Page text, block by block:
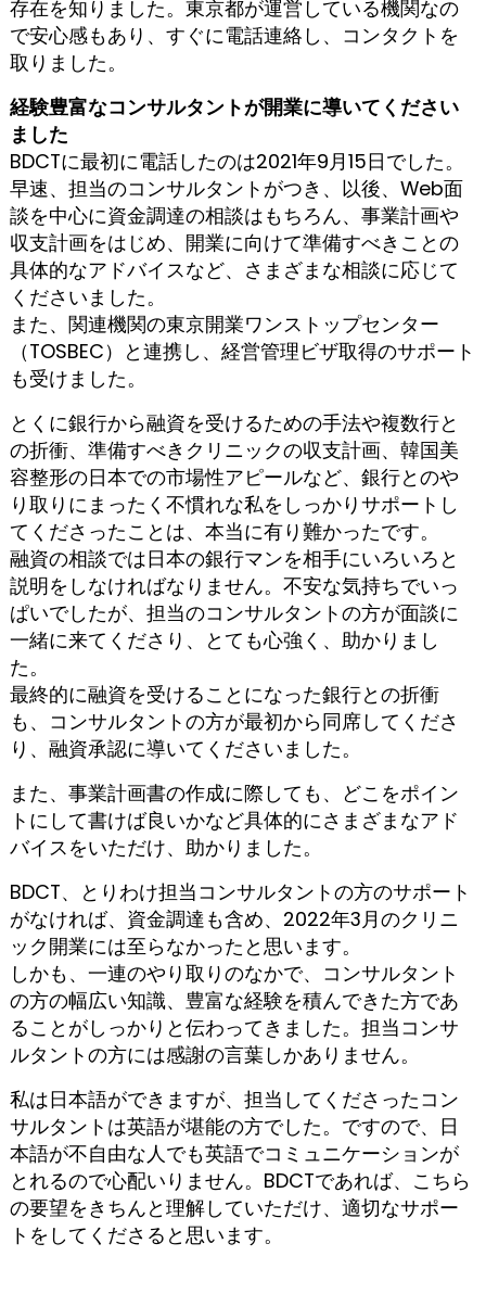
存在を知りました。東京都が運営している機関なの
で安心感もあり、すぐに電話連絡し、コンタクトを
取りました。
経験豊富なコンサルタントが開業に導いてください
ました
BDCTに最初に電話したのは2021年9月15日でした。
早速、担当のコンサルタントがつき、以後、Web面
談を中心に資金調達の相談はもちろん、事業計画や
収支計画をはじめ、開業に向けて準備すべきことの
具体的なアドバイスなど、さまざまな相談に応じて
くださいました。
また、関連機関の東京開業ワンストップセンター
（TOSBEC）と連携し、経営管理ビザ取得のサポート
も受けました。
とくに銀行から融資を受けるための手法や複数行と
の折衝、準備すべきクリニックの収支計画、韓国美
容整形の日本での市場性アピールなど、銀行とのや
り取りにまったく不慣れな私をしっかりサポートし
てくださったことは、本当に有り難かったです。
融資の相談では日本の銀行マンを相手にいろいろと
説明をしなければなりません。不安な気持ちでいっ
ぱいでしたが、担当のコンサルタントの方が面談に
一緒に来てくださり、とても心強く、助かりまし
た。
最終的に融資を受けることになった銀行との折衝
も、コンサルタントの方が最初から同席してくださ
り、融資承認に導いてくださいました。
また、事業計画書の作成に際しても、どこをポイン
トにして書けば良いかなど具体的にさまざまなアド
バイスをいただけ、助かりました。
BDCT、とりわけ担当コンサルタントの方のサポート
がなければ、資金調達も含め、2022年3月のクリニ
ック開業には至らなかったと思います。
しかも、一連のやり取りのなかで、コンサルタント
の方の幅広い知識、豊富な経験を積んできた方であ
ることがしっかりと伝わってきました。担当コンサ
ルタントの方には感謝の言葉しかありません。
私は日本語ができますが、担当してくださったコン
サルタントは英語が堪能の方でした。ですので、日
本語が不自由な人でも英語でコミュニケーションが
とれるので心配いりません。BDCTであれば、こちら
の要望をきちんと理解していただけ、適切なサポー
トをしてくださると思います。